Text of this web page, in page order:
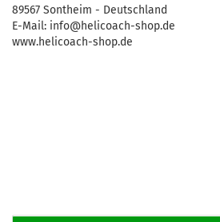
89567 Sontheim - Deutschland
E-Mail: info@helicoach-shop.de
www.helicoach-shop.de